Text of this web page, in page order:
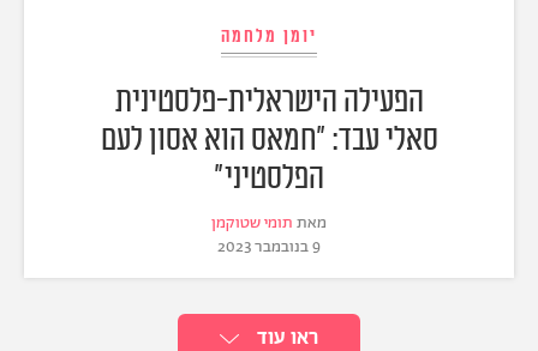
יומן מלחמה
הפעילה הישראלית-פלסטינית
סאלי עבד: "חמאס הוא אסון לעם
הפלסטיני"
מאת תומי שטוקמן
9 בנובמבר 2023
ראו עוד